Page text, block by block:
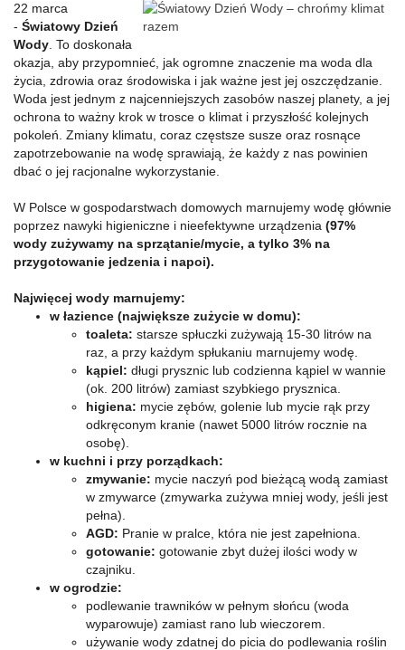
22 marca
- Światowy Dzień
Wody . To doskonała
okazja, aby przypomnieć, jak ogromne znaczenie ma woda dla
życia, zdrowia oraz środowiska i jak ważne jest jej oszczędzanie.
Woda jest jednym z najcenniejszych zasobów naszej planety, a jej
ochrona to ważny krok w trosce o klimat i przyszłość kolejnych
pokoleń. Zmiany klimatu, coraz częstsze susze oraz rosnące
zapotrzebowanie na wodę sprawiają, że każdy z nas powinien
dbać o jej racjonalne wykorzystanie.
W Polsce w gospodarstwach domowych marnujemy wodę głównie
poprzez nawyki higieniczne i nieefektywne urządzenia (97%
wody zużywamy na sprzątanie/mycie, a tylko 3% na
przygotowanie jedzenia i napoi).
Najwięcej wody marnujemy:
w łazience (największe zużycie w domu):
toaleta: starsze spłuczki zużywają 15-30 litrów na
raz, a przy każdym spłukaniu marnujemy wodę.
kąpiel: długi prysznic lub codzienna kąpiel w wannie
(ok. 200 litrów) zamiast szybkiego prysznica.
higiena: mycie zębów, golenie lub mycie rąk przy
odkręconym kranie (nawet 5000 litrów rocznie na
osobę).
w kuchni i przy porządkach:
zmywanie: mycie naczyń pod bieżącą wodą zamiast
w zmywarce (zmywarka zużywa mniej wody, jeśli jest
pełna).
AGD: Pranie w pralce, która nie jest zapełniona.
gotowanie: gotowanie zbyt dużej ilości wody w
czajniku.
w ogrodzie:
podlewanie trawników w pełnym słońcu (woda
wyparowuje) zamiast rano lub wieczorem.
używanie wody zdatnej do picia do podlewania roślin